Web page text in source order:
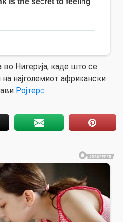
во Нигерија, каде што се
најголемиот африкански
Ројтерс.